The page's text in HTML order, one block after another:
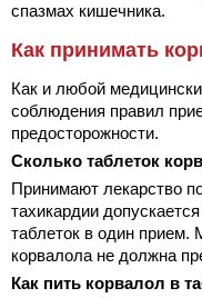
спазмах кишечника.
Как принимать
Как и любой
соблюдения правил
предосторожности.
Сколько таблеток
Принимают лекарство
тахикардии
таблеток в один прием.
корвалола не должна
Как пить корвалол в